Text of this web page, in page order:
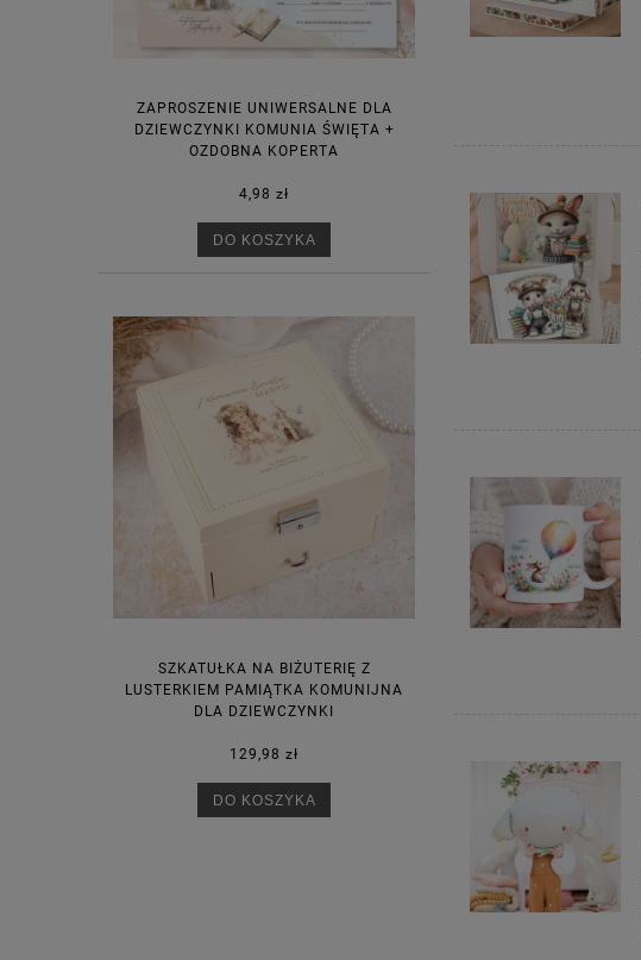
ZAPROSZENIE UNIWERSALNE DLA
DZIEWCZYNKI KOMUNIA ŚWIĘTA +
OZDOBNA KOPERTA
4,98 zł
DO KOSZYKA
SZKATUŁKA NA BIŻUTERIĘ Z
LUSTERKIEM PAMIĄTKA KOMUNIJNA
DLA DZIEWCZYNKI
129,98 zł
DO KOSZYKA